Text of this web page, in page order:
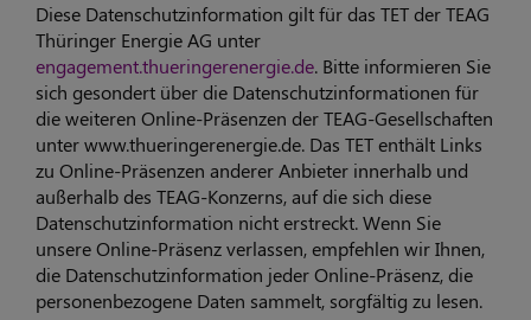
Diese Datenschutzinformation gilt für das TET der TEAG
Thüringer Energie AG unter
engagement.thueringerenergie.de. Bitte informieren Sie
sich gesondert über die Datenschutzinformationen für
die weiteren Online-Präsenzen der TEAG-Gesellschaften
unter www.thueringerenergie.de. Das TET enthält Links
zu Online-Präsenzen anderer Anbieter innerhalb und
außerhalb des TEAG-Konzerns, auf die sich diese
Datenschutzinformation nicht erstreckt. Wenn Sie
unsere Online-Präsenz verlassen, empfehlen wir Ihnen,
die Datenschutzinformation jeder Online-Präsenz, die
personenbezogene Daten sammelt, sorgfältig zu lesen.